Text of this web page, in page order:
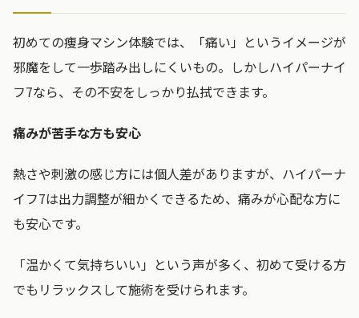
初めての痩身マシン体験では、「痛い」というイメージが
邪魔をして一歩踏み出しにくいもの。しかしハイパーナイ
フ7なら、その不安をしっかり払拭できます。
痛みが苦手な方も安心
熱さや刺激の感じ方には個人差がありますが、ハイパーナ
イフ7は出力調整が細かくできるため、痛みが心配な方に
も安心です。
「温かくて気持ちいい」という声が多く、初めて受ける方
でもリラックスして施術を受けられます。